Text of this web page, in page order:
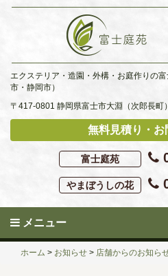
Skip
エクステリア・造園・外構・お庭作りの
市・静岡市）
〒417-0801 静岡県富士市大淵（次郎長町
無料見積り・お
富士庭苑
やまぼうしの花
メニュー
ホーム > お知らせ > 店舗からのお知ら